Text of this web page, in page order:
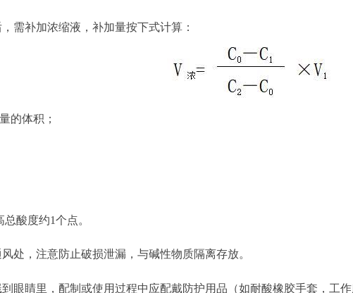
需补加浓缩液，补加量按下式计算：
的体积；
总酸度约1个点。
处，注意防止破损泄漏，与碱性物质隔离存放。
眼睛里，配制或使用过程中应配戴防护用品（如耐酸橡胶手套，工